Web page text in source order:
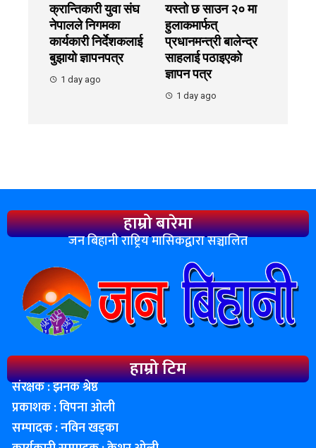
क्रान्तिकारी युवा संघ
नेपालले निगमका
कार्यकारी निर्देशकलाई
बुझायाे ज्ञापनपत्र
1 day ago
यस्तो छ साउन २० मा
हुलाकमार्फत्
प्रधानमन्त्री बालेन्द्र
साहलाई पठाइएको
ज्ञापन पत्र
1 day ago
हाम्रो बारेमा
जन बिहानी राष्ट्रिय मासिकद्वारा सञ्चालित
हाम्रो टिम
संरक्षक : झनक श्रेष्ठ
प्रकाशक : विपना ओली
सम्पादक : नविन खड्का